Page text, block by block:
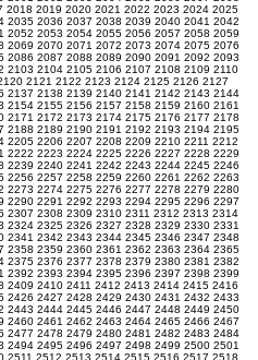
2018 2019 2020 2021 2022 2023 2024 2025
2035 2036 2037 2038 2039 2040 2041 2042
2052 2053 2054 2055 2056 2057 2058 2059
2069 2070 2071 2072 2073 2074 2075 2076
2086 2087 2088 2089 2090 2091 2092 2093
2103 2104 2105 2106 2107 2108 2109 2110
2121 2122 2123 2124 2125 2126 2127
2137 2138 2139 2140 2141 2142 2143 2144
2154 2155 2156 2157 2158 2159 2160 2161
2171 2172 2173 2174 2175 2176 2177 2178
2188 2189 2190 2191 2192 2193 2194 2195
2205 2206 2207 2208 2209 2210 2211 2212
2222 2223 2224 2225 2226 2227 2228 2229
2239 2240 2241 2242 2243 2244 2245 2246
2256 2257 2258 2259 2260 2261 2262 2263
2273 2274 2275 2276 2277 2278 2279 2280
2290 2291 2292 2293 2294 2295 2296 2297
2307 2308 2309 2310 2311 2312 2313 2314
2324 2325 2326 2327 2328 2329 2330 2331
2341 2342 2343 2344 2345 2346 2347 2348
2358 2359 2360 2361 2362 2363 2364 2365
2375 2376 2377 2378 2379 2380 2381 2382
2392 2393 2394 2395 2396 2397 2398 2399
2409 2410 2411 2412 2413 2414 2415 2416
2426 2427 2428 2429 2430 2431 2432 2433
2443 2444 2445 2446 2447 2448 2449 2450
2460 2461 2462 2463 2464 2465 2466 2467
2477 2478 2479 2480 2481 2482 2483 2484
2494 2495 2496 2497 2498 2499 2500 2501